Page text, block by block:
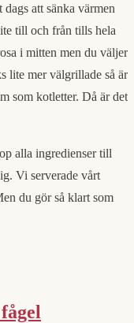
att sänka värmen
till och från tills hela
i mitten men du väljer
lite mer välgrillade så är
som kotletter. Då är det
alla ingredienser till
Vi serverade vårt
du gör så klart som